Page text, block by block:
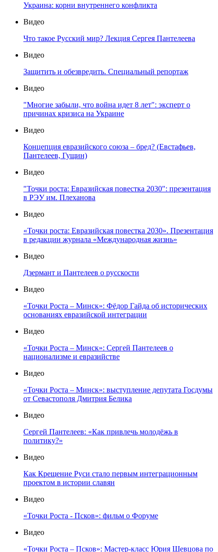
Украина: корни внутреннего конфликта
Видео
Что такое Русский мир? Лекция Сергея Пантелеева
Видео
Защитить и обезвредить. Специальный репортаж
Видео
"Многие забыли, что война идет 8 лет": эксперт о
причинах кризиса на Украине
Видео
Концепция евразийского союза – бред? (Евстафьев,
Пантелеев, Гущин)
Видео
"Точки роста: Евразийская повестка 2030": презентация
в РЭУ им. Плеханова
Видео
«Точки роста: Евразийская повестка 2030». Презентация
в редакции журнала «Международная жизнь»
Видео
Дзермант и Пантелеев о русскости
Видео
«Точки Роста – Минск»: Фёдор Гайда об исторических
основаниях евразийской интеграции
Видео
«Точки Роста – Минск»: Сергей Пантелеев о
национализме и евразийстве
Видео
«Точки Роста – Минск»: выступление депутата Госдумы
от Севастополя Дмитрия Белика
Видео
Сергей Пантелеев: «Как привлечь молодёжь в
политику?»
Видео
Как Крещение Руси стало первым интеграционным
проектом в истории славян
Видео
«Точки Роста - Псков»: фильм о Форуме
Видео
«Точки Роста – Псков»: Мастер-класс Юрия Шевцова по